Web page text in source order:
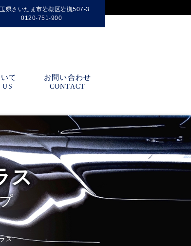
県さいたま市岩槻区岩槻507-3
0120-751-900
て
US
お問い合わせ
CONTACT
ス
ス